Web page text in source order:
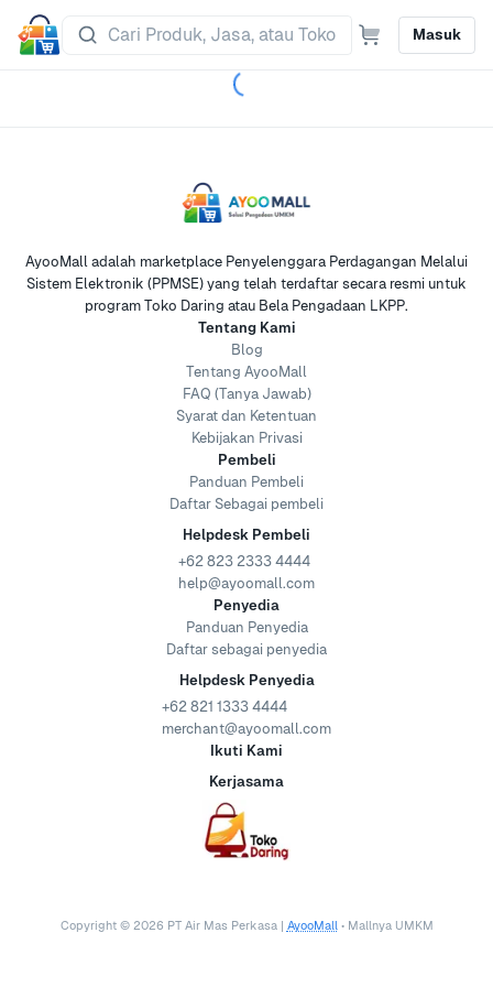
Masuk
AyooMall adalah marketplace Penyelenggara Perdagangan Melalui
Sistem Elektronik (PPMSE) yang telah terdaftar secara resmi untuk
program Toko Daring atau Bela Pengadaan LKPP.
Tentang Kami
Blog
Tentang AyooMall
FAQ (Tanya Jawab)
Syarat dan Ketentuan
Kebijakan Privasi
Pembeli
Panduan Pembeli
Daftar Sebagai pembeli
Helpdesk Pembeli
+62 823 2333 4444
help@ayoomall.com
Penyedia
Panduan Penyedia
Daftar sebagai penyedia
Helpdesk Penyedia
+62 821 1333 4444
merchant@ayoomall.com
Ikuti Kami
Kerjasama
Copyright © 2026 PT Air Mas Perkasa | AyooMall • Mallnya UMKM